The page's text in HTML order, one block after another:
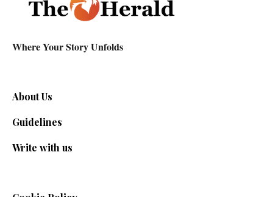
Where Your Story Unfolds
About Us
Guidelines
Write with us